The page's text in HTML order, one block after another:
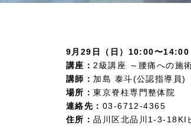
9月29日（日）10:00〜14:00
講座： 2級講座 ～腰痛への施
講師： 加島 泰斗(公認指導員)
場所：東京脊柱専門整体院
連絡先： 03-6712-4365
住所：品川区北品川1-3-18KI